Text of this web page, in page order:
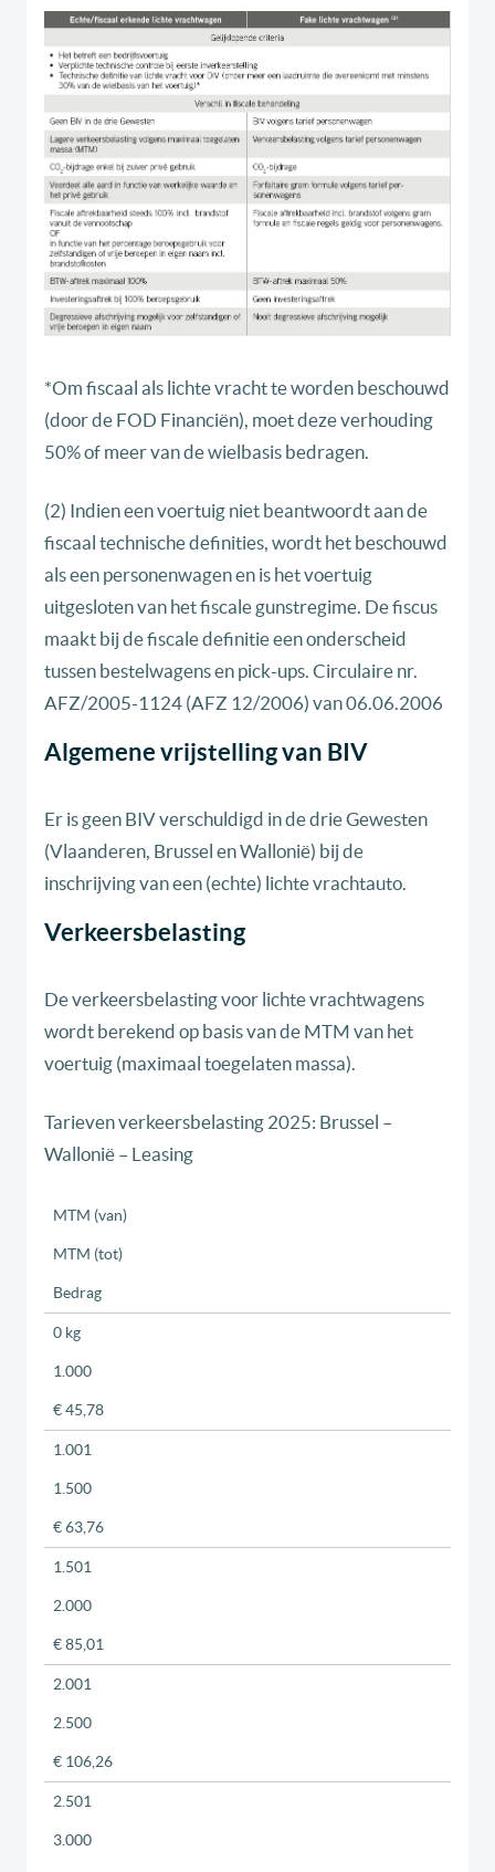
*Om fiscaal als lichte vracht te worden beschouwd
(door de FOD Financiën), moet deze verhouding
50% of meer van de wielbasis bedragen.
(2) Indien een voertuig niet beantwoordt aan de
fiscaal technische definities, wordt het beschouwd
als een personenwagen en is het voertuig
uitgesloten van het fiscale gunstregime. De fiscus
maakt bij de fiscale definitie een onderscheid
tussen bestelwagens en pick-ups. Circulaire nr.
AFZ/2005-1124 (AFZ 12/2006) van 06.06.2006
Algemene vrijstelling van BIV
Er is geen BIV verschuldigd in de drie Gewesten
(Vlaanderen, Brussel en Wallonië) bij de
inschrijving van een (echte) lichte vrachtauto.
Verkeersbelasting
De verkeersbelasting voor lichte vrachtwagens
wordt berekend op basis van de MTM van het
voertuig (maximaal toegelaten massa).
Tarieven verkeersbelasting 2025: Brussel –
Wallonië – Leasing
MTM (van)
MTM (tot)
Bedrag
0 kg
1.000
€ 45,78
1.001
1.500
€ 63,76
1.501
2.000
€ 85,01
2.001
2.500
€ 106,26
2.501
3.000